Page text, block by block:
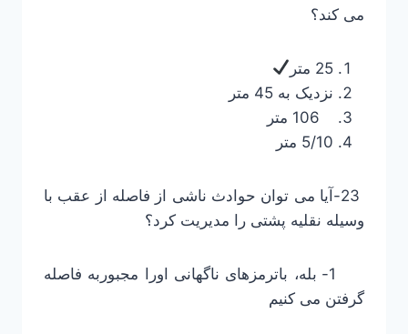
می کند؟
25 متر
نزدیک به 45 متر
5/10 متر
23-آیا می توان حوادث ناشی از فاصله از عقب با
وسیله نقلیه پشتی را مدیریت کرد؟
1- بله، باترمزهای ناگهانی اورا مجبوربه فاصله
گرفتن می کنیم